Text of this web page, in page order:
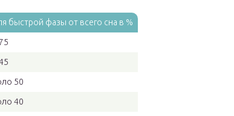
быстрой фазы от всего сна в %
50
40